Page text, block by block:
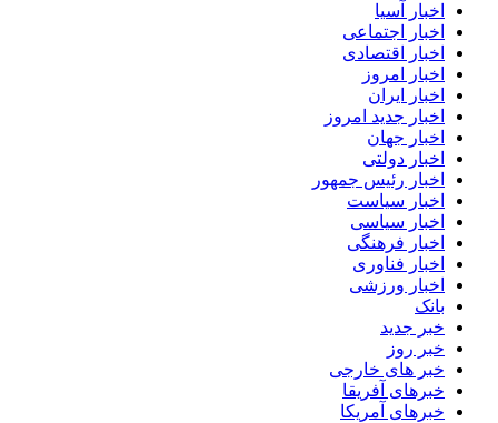
اخبار آسیا
اخبار اجتماعی
اخبار اقتصادی
اخبار امروز
اخبار ایران
اخبار جدید امروز
اخبار جهان
اخبار دولتی
اخبار رئیس جمهور
اخبار سیاست
اخبار سیاسی
اخبار فرهنگی
اخبار فناوری
اخبار ورزشی
بانک
خبر جدید
خبر روز
خبر های خارجی
خبرهای آفریقا
خبرهای آمریکا